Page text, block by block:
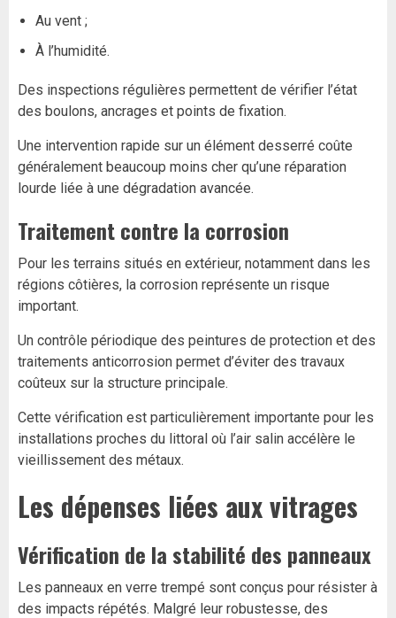
Au vent ;
À l’humidité.
Des inspections régulières permettent de vérifier l’état
des boulons, ancrages et points de fixation.
Une intervention rapide sur un élément desserré coûte
généralement beaucoup moins cher qu’une réparation
lourde liée à une dégradation avancée.
Traitement contre la corrosion
Pour les terrains situés en extérieur, notamment dans les
régions côtières, la corrosion représente un risque
important.
Un contrôle périodique des peintures de protection et des
traitements anticorrosion permet d’éviter des travaux
coûteux sur la structure principale.
Cette vérification est particulièrement importante pour les
installations proches du littoral où l’air salin accélère le
vieillissement des métaux.
Les dépenses liées aux vitrages
Vérification de la stabilité des panneaux
Les panneaux en verre trempé sont conçus pour résister à
des impacts répétés. Malgré leur robustesse, des